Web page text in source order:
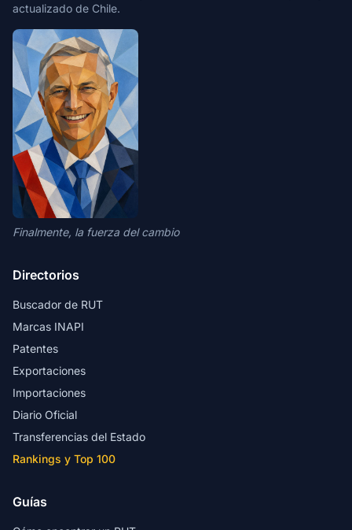
actualizado de Chile.
Finalmente, la fuerza del cambio
Directorios
Buscador de RUT
Marcas INAPI
Patentes
Exportaciones
Importaciones
Diario Oficial
Transferencias del Estado
Rankings y Top 100
Guías